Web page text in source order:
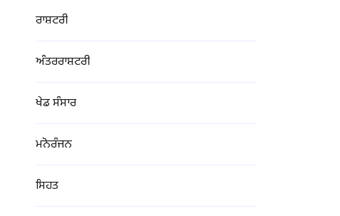
ਰਾਸ਼ਟਰੀ
ਅੰਤਰਰਾਸ਼ਟਰੀ
ਖੇਡ ਸੰਸਾਰ
ਮਨੋਰੰਜਨ
ਸਿਹਤ